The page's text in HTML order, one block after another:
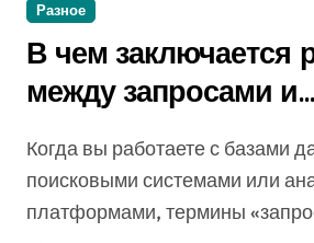
Разное
В чем заключается
между запросами и
Когда вы работаете с базами данных,
поисковыми системами или
платформами, термины